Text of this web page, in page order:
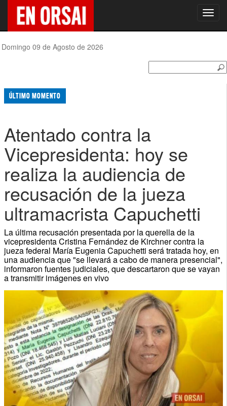
Domingo 09 de Agosto de 2026
ÚLTIMO MOMENTO
Atentado contra la
Vicepresidenta: hoy se
realiza la audiencia de
recusación de la jueza
ultramacrista Capuchetti
La última recusación presentada por la querella de la
vicepresidenta Cristina Fernández de Kirchner contra la
jueza federal María Eugenia Capuchetti será tratada hoy, en
una audiencia que "se llevará a cabo de manera presencial",
informaron fuentes judiciales, que descartaron que se vayan
a transmitir imágenes en vivo